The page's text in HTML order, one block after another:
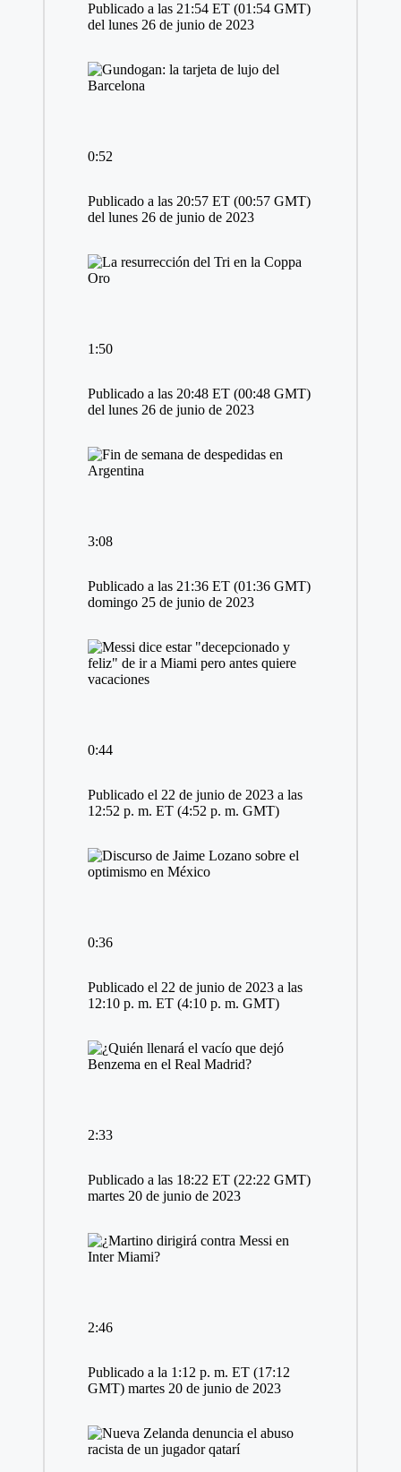
Publicado a las 21:54 ET (01:54 GMT)
del lunes 26 de junio de 2023
0:52
Publicado a las 20:57 ET (00:57 GMT)
del lunes 26 de junio de 2023
1:50
Publicado a las 20:48 ET (00:48 GMT)
del lunes 26 de junio de 2023
3:08
Publicado a las 21:36 ET (01:36 GMT)
domingo 25 de junio de 2023
0:44
Publicado el 22 de junio de 2023 a las
12:52 p. m. ET (4:52 p. m. GMT)
0:36
Publicado el 22 de junio de 2023 a las
12:10 p. m. ET (4:10 p. m. GMT)
2:33
Publicado a las 18:22 ET (22:22 GMT)
martes 20 de junio de 2023
2:46
Publicado a la 1:12 p. m. ET (17:12
GMT) martes 20 de junio de 2023